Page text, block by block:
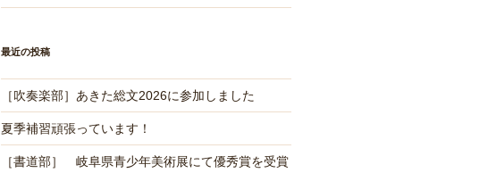
最近の投稿
［吹奏楽部］あきた総文2026に参加しました
夏季補習頑張っています！
［書道部］ 岐阜県青少年美術展にて優秀賞を受賞